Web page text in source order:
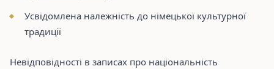
Усвідомлена належність до німецької культурної
традиції
Невідповідності в записах про національність